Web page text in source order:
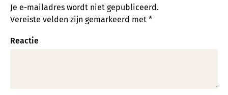
Je e-mailadres wordt niet gepubliceerd.
Vereiste velden zijn gemarkeerd met *
Reactie